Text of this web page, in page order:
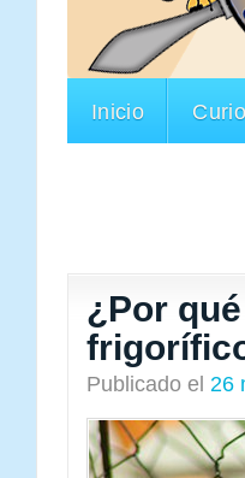
Inicio
¿Por
Publicado el 26